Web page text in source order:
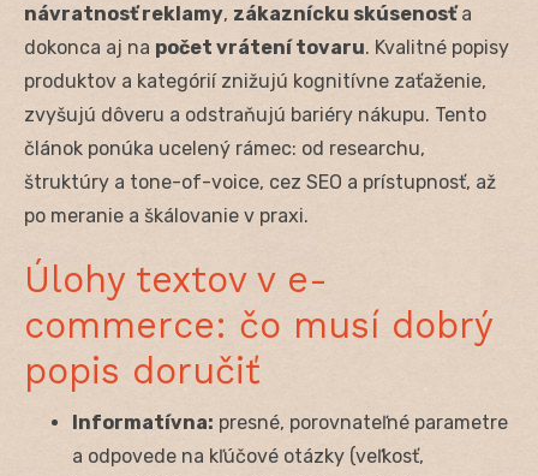
návratnosť reklamy, zákaznícku skúsenosťa
dokonca aj na počet vrátení tovaru. Kvalitné popisy
produktov a kategórií znižujú kognitívne zaťaženie,
zvyšujú dôveru a odstraňujú bariéry nákupu. Tento
článok ponúka ucelený rámec: od researchu,
štruktúry a tone-of-voice, cez SEO a prístupnosť, až
po meranie a škálovanie v praxi.
Úlohy textov v e-
commerce: čo musí dobrý
popis doručiť
Informatívna: presné, porovnateľné parametre
a odpovede na kľúčové otázky (veľkosť,